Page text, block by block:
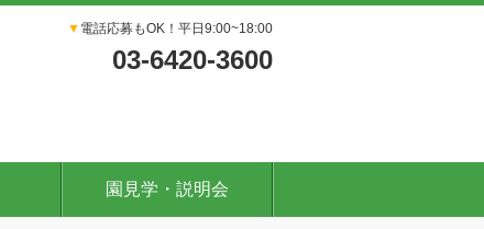
▼ 電話応募もOK！平日9:00~18:00
03-6420-3600
園見学・説明会